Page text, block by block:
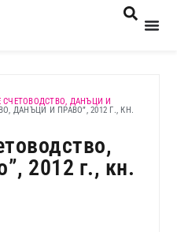
ДАНЪЦИ И
ДАНЪЦИ И ПРАВО”, 2012 Г., КН.
2012 г., кн.